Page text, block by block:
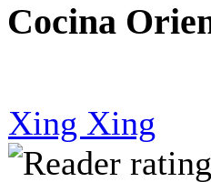
Cocina
Xing Xing